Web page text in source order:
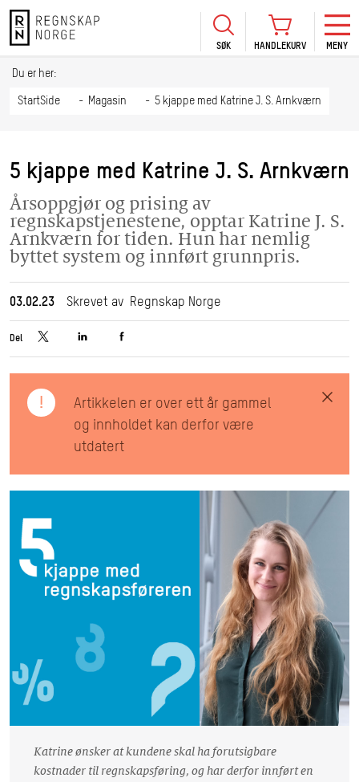
SØK HANDLEKURV MENY
Mine
2026
Du er her:
StartSide Magasin 5 kjappe med Katrine J. S. Arnkværn
5 kjappe med Katrine J. S. Arnkværn
Årsoppgjør og prising av
regnskapstjenestene, opptar Katrine J. S.
Arnkværn for tiden. Hun har nemlig
byttet system og innført grunnpris.
03.02.23 Skrevet av Regnskap Norge
Del
!
Artikkelen er over ett år gammel
og innholdet kan derfor være
utdatert
Katrine ønsker at kundene skal ha forutsigbare
kostnader til regnskapsføring, og har derfor innført en